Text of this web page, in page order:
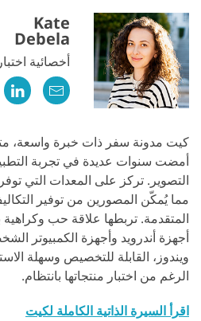
Kate
Debela
أخصائية
كيت مدونة سفر ذات خبرة واسعة،
أمضت سنوات عديدة في تجربة
التصوير. تركز على المعدات التي
مما يُمكّن المصورين من توفير
المتقدمة. تربطها علاقة حب
أجهزة أندرويد وأجهزة الكمبيوتر
ويندوز، القابلة للتخصيص وسهلة
الرغم من اختبار منتجاتها بانتظام.
اقرأ السيرة الذاتية الكاملة لكيت